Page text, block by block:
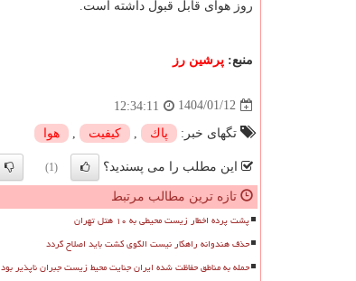
روز هوای قابل قبول داشته است.
منبع: پرشین رز
1404/01/12
12:34:11
تگهای خبر: پاك كیفیت هوا
این مطلب را می پسندید؟ (1)
تازه ترین مطالب مرتبط
پشت پرده اخطار زیست محیطی به ۱۰ هتل تهران
حذف هندوانه راهکار نیست الگوی کشت باید اصلاح گردد
حمله به مناطق حفاظت شده ایران جنایت محیط زیست جبران ناپذیر بود